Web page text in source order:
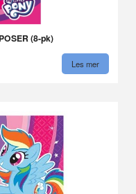
(8-pk)
Les mer